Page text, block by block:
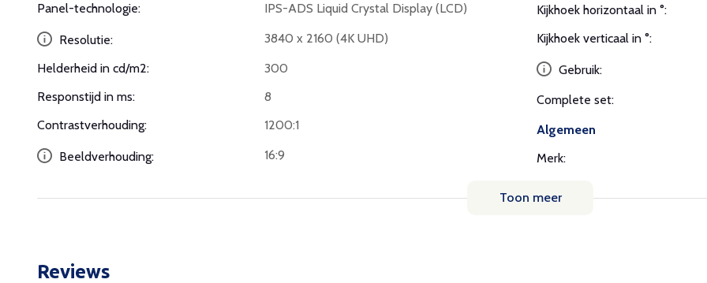
Panel-technologie:
IPS-ADS Liquid Crystal Display (LCD)
Resolutie:
3840 x 2160 (4K UHD)
Helderheid in cd/m2:
300
Responstijd in ms:
8
Contrastverhouding:
1200:1
Beeldverhouding: 16:9
Kijkhoek horizontaal in °:
Kijkhoek verticaal in °:
Gebruik:
Complete set:
Algemeen
Merk:
Toon meer
Reviews